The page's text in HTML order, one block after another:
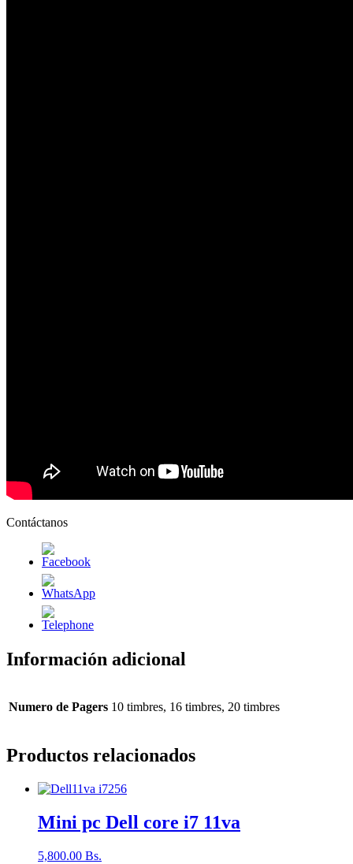
Contáctanos
Información adicional
Numero de Pagers 10 timbres, 16 timbres, 20 timbres
Productos relacionados
Mini pc Dell core i7 11va
5,800.00 Bs.